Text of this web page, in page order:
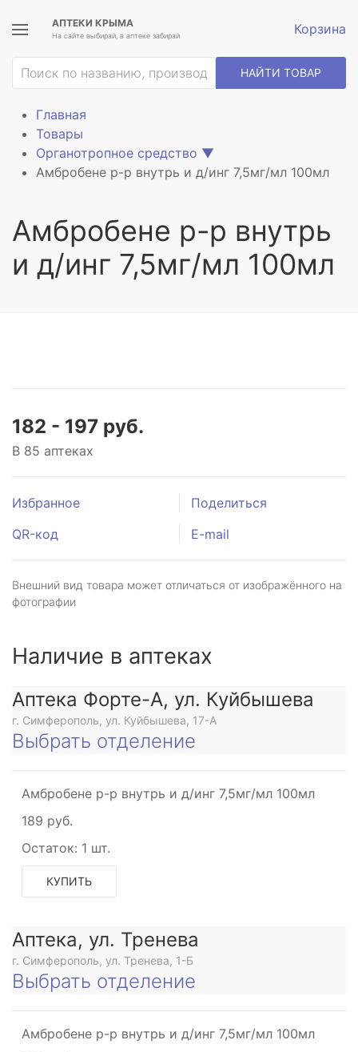
АПТЕКИ КРЫМА
На сайте выбирай, в аптеке забирай Корзина
НАЙТИ ТОВАР
Главная
Товары
Органотропное средство ▼
Амбробене р-р внутрь и д/инг 7,5мг/мл 100мл
Амбробене р-р внутрь
и д/инг 7,5мг/мл 100мл
182 - 197 руб.
В 85 аптеках
Избранное
Поделиться
QR-код
E-mail
Внешний вид товара может отличаться от изображённого на
фотографии
Наличие в аптеках
Аптека Форте-А, ул. Куйбышева
г. Симферополь, ул. Куйбышева, 17-А
Выбрать отделение
Амбробене р-р внутрь и д/инг 7,5мг/мл 100мл
189 руб.
Остаток: 1 шт.
КУПИТЬ
Аптека, ул. Тренева
г. Симферополь, ул. Тренева, 1-Б
Выбрать отделение
Амбробене р-р внутрь и д/инг 7,5мг/мл 100мл